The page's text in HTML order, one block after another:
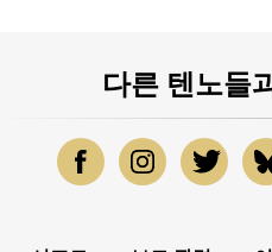
다른 텐노들